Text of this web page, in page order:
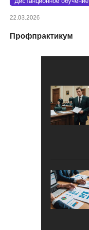
22.03.2026
Профпрактикум